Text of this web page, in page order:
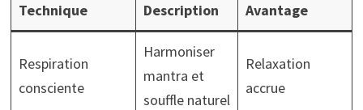
Technique Description Avantage
Respiration
consciente
Harmoniser
mantra et
souffle naturel
Relaxation
accrue